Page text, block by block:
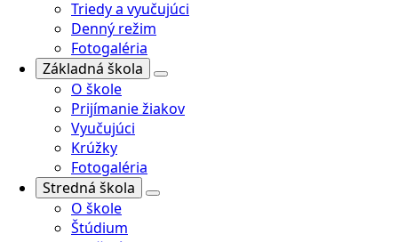
Triedy a vyučujúci
Denný režim
Fotogaléria
Základná škola
O škole
Prijímanie žiakov
Vyučujúci
Krúžky
Fotogaléria
Stredná škola
O škole
Štúdium